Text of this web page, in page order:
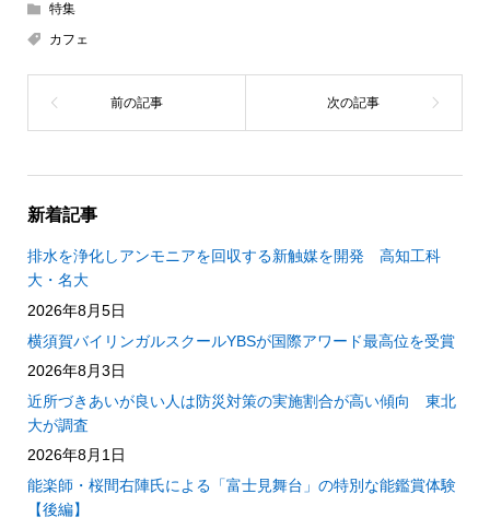
特集
カフェ
新着記事
排水を浄化しアンモニアを回収する新触媒を開発 高知工科
大・名大
2026年8月5日
横須賀バイリンガルスクールYBSが国際アワード最高位を受賞
2026年8月3日
近所づきあいが良い人は防災対策の実施割合が高い傾向 東北
大が調査
2026年8月1日
能楽師・桜間右陣氏による「富士見舞台」の特別な能鑑賞体験
【後編】